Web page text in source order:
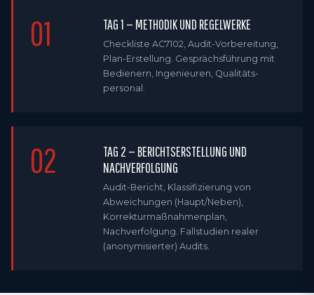
01 TAG 1 — METHODIK UND REGELWERKE
Checkliste AC7102, Audit-Vorbereitung,
Plan-Erstellung. Gesprächs­führung mit
Bedienern, Ingenieuren, Qualitäts­
personal.
02
TAG 2 — BERICHTS­ERSTELLUNG UND
NACHVERFOLGUNG
Audit-Bericht, Klassifizierung von
Abweichungen (Haupt/Neben),
Korrektur­maßnahmenplan,
Nachverfolgung. Fallstudien realer
(anonymisierter) Audits.